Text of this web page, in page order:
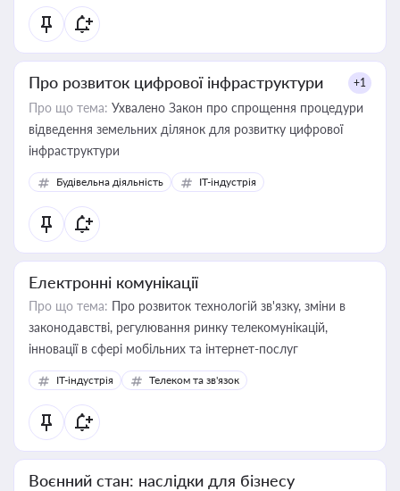
Про розвиток цифрової інфраструктури +1
Про що тема: Ухвалено Закон про спрощення процедури
відведення земельних ділянок для розвитку цифрової
інфраструктури
Будівельна діяльність IT-індустрія
Електронні комунікації
Про що тема: Про розвиток технологій зв'язку, зміни в
законодавстві, регулювання ринку телекомунікацій,
інновації в сфері мобільних та інтернет-послуг
IT-індустрія Телеком та зв'язок
Воєнний стан: наслідки для бізнесу